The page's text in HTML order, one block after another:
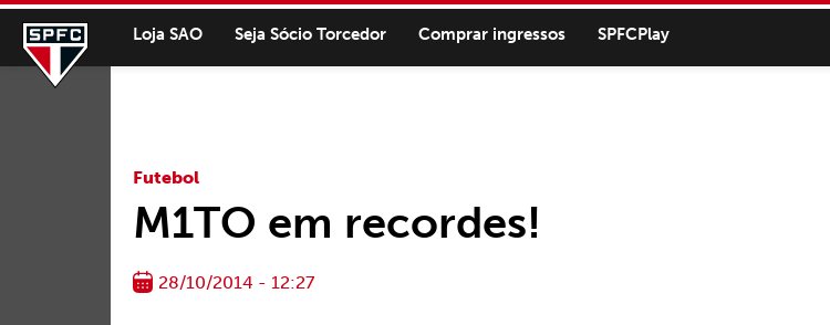
Loja SAO Seja Sócio Torcedor Comprar ingressos SPFCPlay
Futebol
M1TO em recordes!
28/10/2014 - 12:27